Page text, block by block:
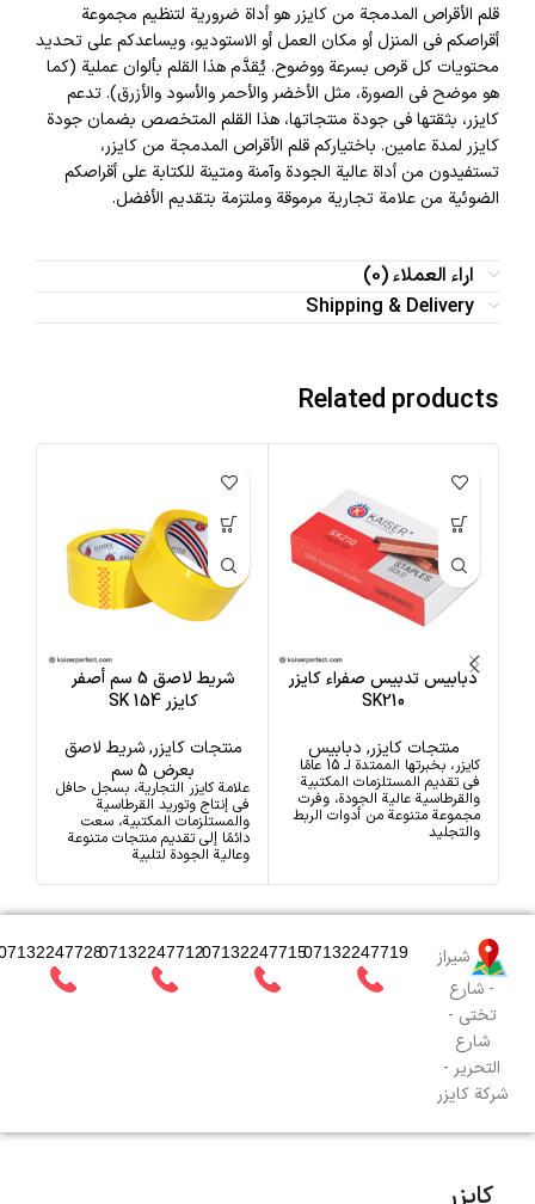
قلم الأقراص المدمجة من كايزر هو أداة ضرورية لتنظيم مجموعة
أقراصكم في المنزل أو مكان العمل أو الاستوديو، ويساعدكم على تحديد
محتويات كل قرص بسرعة ووضوح. يُقدَّم هذا القلم بألوان عملية (كما
هو موضح في الصورة، مثل الأخضر والأحمر والأسود والأزرق). تدعم
كايزر، بثقتها في جودة منتجاتها، هذا القلم المتخصص بضمان جودة
كايزر لمدة عامين. باختياركم قلم الأقراص المدمجة من كايزر،
تستفيدون من أداة عالية الجودة وآمنة ومتينة للكتابة على أقراصكم
الضوئية من علامة تجارية مرموقة وملتزمة بتقديم الأفضل.
اراء العملاء (0)
Shipping & Delivery
Related products
دبابيس تدبيس صفراء كايزر
SK210
منتجات كايزر, دبابيس
كايزر، بخبرتها الممتدة لـ 15 عامًا
في تقديم المستلزمات المكتبية
والقرطاسية عالية الجودة، وفرت
مجموعة متنوعة من أدوات الربط
والتجليد
شريط لاصق 5 سم أصفر
كايزر SK 154
منتجات كايزر,شريط لاصق
بعرض 5 سم
علامة كايزر التجارية، بسجل حافل
في إنتاج وتوريد القرطاسية
والمستلزمات المكتبية، سعت
دائمًا إلى تقديم منتجات متنوعة
وعالية الجودة لتلبية
071322477120713224771507132247719
شيراز
- شارع
تختي -
شارع
التحرير -
شركة كايزر
کایزر